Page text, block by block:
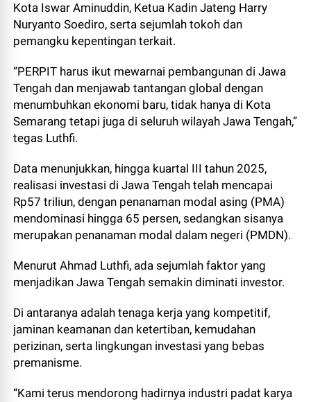
Kota Iswar Aminuddin, Ketua Kadin Jateng Harry
Nuryanto Soediro, serta sejumlah tokoh dan
pemangku kepentingan terkait.
“PERPIT harus ikut mewarnai pembangunan di Jawa
Tengah dan menjawab tantangan global dengan
menumbuhkan ekonomi baru, tidak hanya di Kota
Semarang tetapi juga di seluruh wilayah Jawa Tengah,”
tegas Luthfi.
Data menunjukkan, hingga kuartal III tahun 2025,
realisasi investasi di Jawa Tengah telah mencapai
Rp57 triliun, dengan penanaman modal asing (PMA)
mendominasi hingga 65 persen, sedangkan sisanya
merupakan penanaman modal dalam negeri (PMDN).
Menurut Ahmad Luthfi, ada sejumlah faktor yang
menjadikan Jawa Tengah semakin diminati investor.
Di antaranya adalah tenaga kerja yang kompetitif,
jaminan keamanan dan ketertiban, kemudahan
perizinan, serta lingkungan investasi yang bebas
premanisme.
“Kami terus mendorong hadirnya industri padat karya